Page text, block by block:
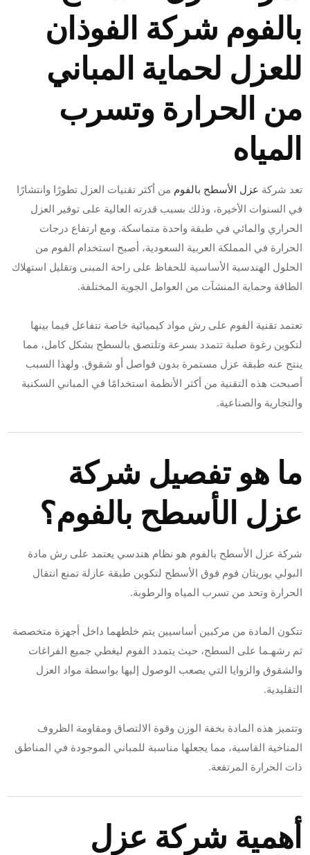
بالفوم شركة الفوذان
للعزل لحماية المباني
من الحرارة وتسرب
المياه
تعد شركة عزل الأسطح بالفوم من أكثر تقنيات العزل تطورًا وانتشارًا
في السنوات الأخيرة، وذلك بسبب قدرته العالية على توفير العزل
الحراري والمائي في طبقة واحدة متماسكة. ومع ارتفاع درجات
الحرارة في المملكة العربية السعودية، أصبح استخدام الفوم من
الحلول الهندسية الأساسية للحفاظ على راحة المبنى وتقليل استهلاك
الطاقة وحماية المنشآت من العوامل الجوية المختلفة.
تعتمد تقنية الفوم على رش مواد كيميائية خاصة تتفاعل فيما بينها
لتكوين رغوة صلبة تتمدد بسرعة وتلتصق بالسطح بشكل كامل، مما
ينتج عنه طبقة عزل مستمرة بدون فواصل أو شقوق. ولهذا السبب
أصبحت هذه التقنية من أكثر الأنظمة استخدامًا في المباني السكنية
والتجارية والصناعية.
ما هو تفصيل شركة
عزل الأسطح بالفوم؟
شركة عزل الأسطح بالفوم هو نظام هندسي يعتمد على رش مادة
البولي يوريثان فوم فوق الأسطح لتكوين طبقة عازلة تمنع انتقال
الحرارة وتحد من تسرب المياه والرطوبة.
تتكون المادة من مركبين أساسيين يتم خلطهما داخل أجهزة متخصصة
ثم رشهـما على السطح، حيث يتمدد الفوم ليغطي جميع الفراغات
والشقوق والزوايا التي يصعب الوصول إليها بواسطة مواد العزل
التقليدية.
وتتميز هذه المادة بخفة الوزن وقوة الالتصاق ومقاومة الظروف
المناخية القاسية، مما يجعلها مناسبة للمباني الموجودة في المناطق
ذات الحرارة المرتفعة.
أهمية شركة عزل